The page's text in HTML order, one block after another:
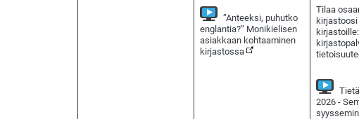
”Anteeksi, puhutko
englantia?” Monikielisen
asiakkaan kohtaaminen
kirjastossa (Seurattavissa verkossa)
Tilaa
2026 -